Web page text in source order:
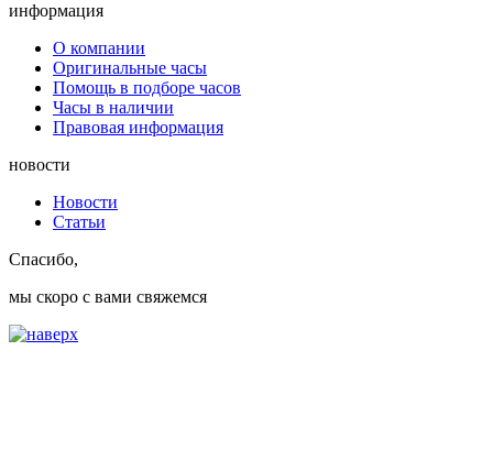
информация
О компании
Оригинальные часы
Помощь в подборе часов
Часы в наличии
Правовая информация
новости
Новости
Статьи
Спасибо,
мы скоро с вами свяжемся